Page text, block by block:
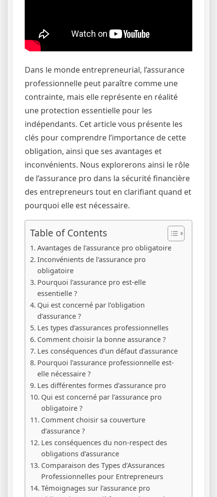
Dans le monde entrepreneurial, l’assurance
professionnelle peut paraître comme une
contrainte, mais elle représente en réalité
une protection essentielle pour les
indépendants. Cet article vous présente les
clés pour comprendre l’importance de cette
obligation, ainsi que ses avantages et
inconvénients. Nous explorerons ainsi le rôle
de l’assurance pro dans la sécurité financière
des entrepreneurs tout en clarifiant quand et
pourquoi elle est nécessaire.
Table of Contents
Avantages de l’assurance pro obligatoire
Inconvénients de l’assurance pro
obligatoire
Pourquoi l’assurance pro est-elle
essentielle ?
Qui est concerné par l’obligation
d’assurance ?
Les types d’assurances professionnelles
Comment choisir la bonne assurance ?
Les conséquences d’un défaut d’assurance
Pourquoi l’assurance professionnelle est-
elle nécessaire ?
Les différentes formes d’assurance pro
Qui est concerné par l’assurance pro
obligatoire ?
Comment choisir sa couverture
d’assurance ?
Les conséquences du non-respect des
obligations d’assurance
Comparaison des Types d’Assurances
Professionnelles pour Entrepreneurs
Témoignages sur l’assurance pro